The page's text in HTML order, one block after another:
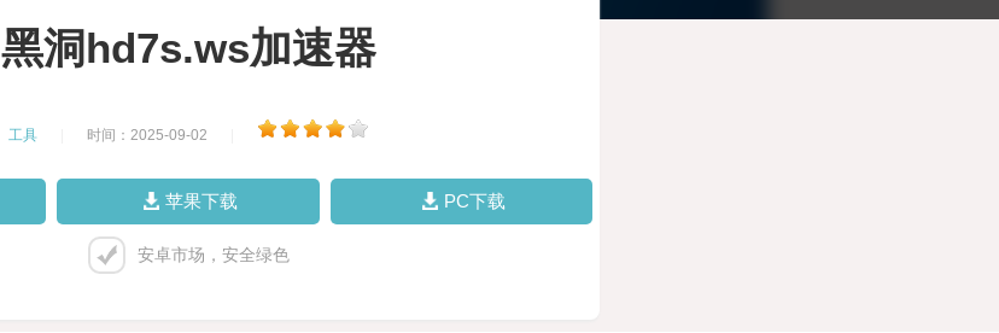
黑洞hd7s.ws加速器
工具 时间：2025-09-02
苹果下载 PC下载
安卓市场，安全绿色